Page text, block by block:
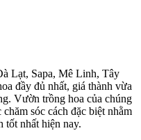
Lạt, Sapa, Mê Linh, Tây
đầy đủ nhất, giá thành vừa
Vườn trồng hoa của chúng
sóc cách đặc biệt nhằm
tốt nhất hiện nay.